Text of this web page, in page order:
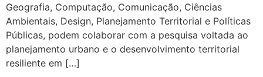
Geografia, Computação, Comunicação, Ciências
Ambientais, Design, Planejamento Territorial e Políticas
Públicas, podem colaborar com a pesquisa voltada ao
planejamento urbano e o desenvolvimento territorial
resiliente em […]